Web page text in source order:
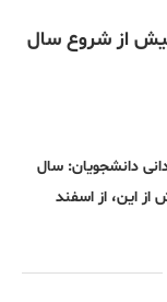
از شروع سال
دانشجویان: سال
پیش از این، از اسفند